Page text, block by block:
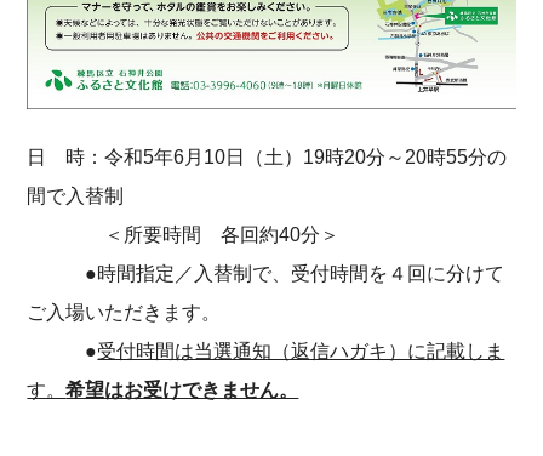
日 時：令和5年6月10日（土）19時20分～20時55分の
間で入替制
＜所要時間 各回約40分＞
●時間指定／入替制で、受付時間を４回に分けて
ご入場いただきます。
●受付時間は当選通知（返信ハガキ）に記載しま
す。希望はお受けできません。